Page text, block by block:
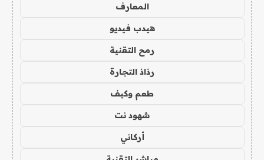
المعارف
هيدب فيديو
رمح التقنية
رذاذ التجارة
طعم وكيف
شهود نت
أركاني